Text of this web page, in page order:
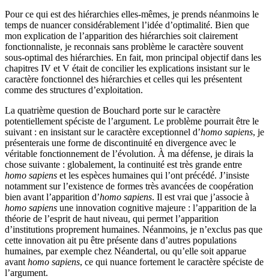
Pour ce qui est des hiérarchies elles-mêmes, je prends néanmoins le
temps de nuancer considérablement l’idée d’optimalité. Bien que
mon explication de l’apparition des hiérarchies soit clairement
fonctionnaliste, je reconnais sans problème le caractère souvent
sous-optimal des hiérarchies. En fait, mon principal objectif dans les
chapitres IV et V était de concilier les explications insistant sur le
caractère fonctionnel des hiérarchies et celles qui les présentent
comme des structures d’exploitation.
La quatrième question de Bouchard porte sur le caractère
potentiellement spéciste de l’argument. Le problème pourrait être le
suivant : en insistant sur le caractère exceptionnel d’homo sapiens, je
présenterais une forme de discontinuité en divergence avec le
véritable fonctionnement de l’évolution. À ma défense, je dirais la
chose suivante : globalement, la continuité est très grande entre
homo sapiens et les espèces humaines qui l’ont précédé. J’insiste
notamment sur l’existence de formes très avancées de coopération
bien avant l’apparition d’homo sapiens. Il est vrai que j’associe à
homo sapiens une innovation cognitive majeure : l’apparition de la
théorie de l’esprit de haut niveau, qui permet l’apparition
d’institutions proprement humaines. Néanmoins, je n’exclus pas que
cette innovation ait pu être présente dans d’autres populations
humaines, par exemple chez Néandertal, ou qu’elle soit apparue
avant homo sapiens, ce qui nuance fortement le caractère spéciste de
l’argument.